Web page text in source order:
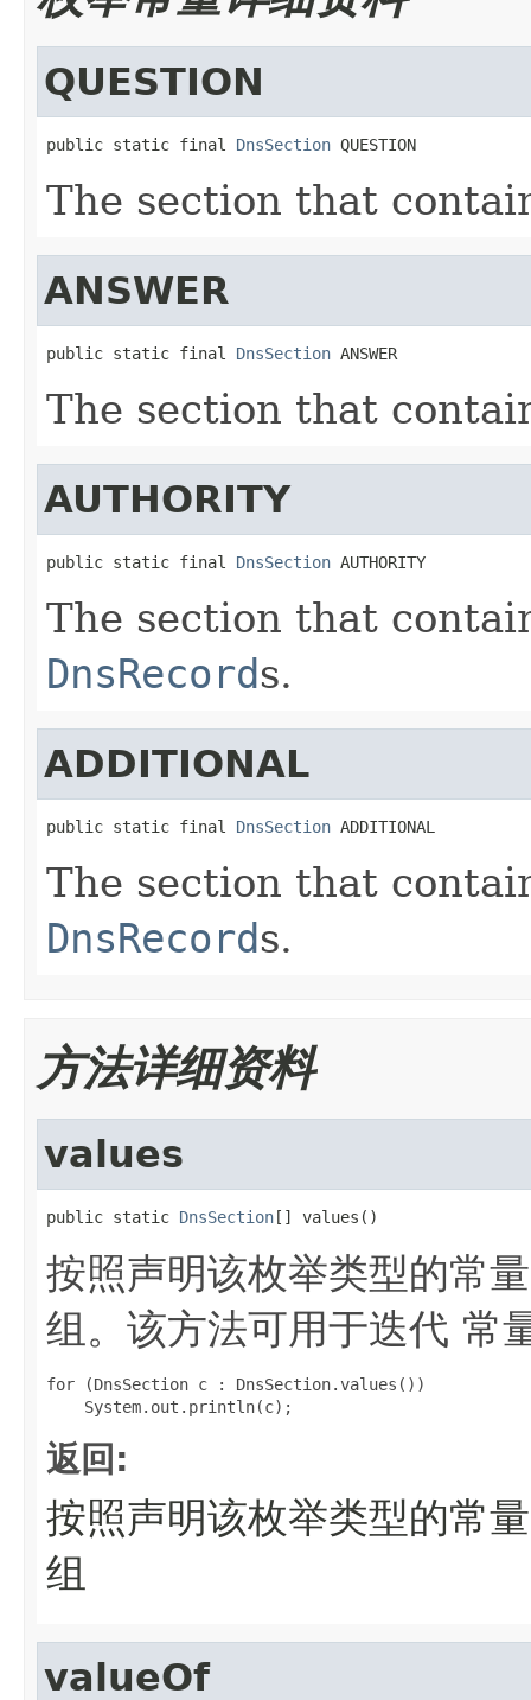
QUESTION
public static final DnsSection QUESTION
The section that
ANSWER
public static final DnsSection ANSWER
The section that
AUTHORITY
public static final DnsSection AUTHORITY
The section that
DnsRecords.
ADDITIONAL
public static final DnsSection ADDITIONAL
The section that
DnsRecords.
方法详细资料
values
public static DnsSection[] values()
按照声明该枚举类型的常
组。该方法可用于迭代 常
for (DnsSection c : DnsSection.values())
返回:
按照声明该枚举类型的常
组
valueOf